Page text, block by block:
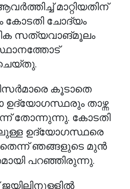
മാറ്റിയതിന്
കോടതി ചോദ്യം
സത്യവാങ്മൂലം
ചെയ്തു.
കൂടാതെ
താഴ്ന്ന
തോന്നുന്നു. കോടതി
ഉദ്യോഗസ്ഥരെ
ഞങ്ങളുടെ മുൻ
പറഞ്ഞിരുന്നു.